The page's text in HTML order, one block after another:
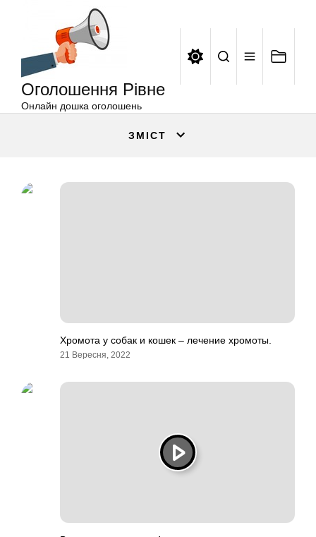
Оголошення Рівне
Онлайн дошка оголошень
ЗМІСТ
Хромота у собак и кошек – лечение хромоты.
21 Вересня, 2022